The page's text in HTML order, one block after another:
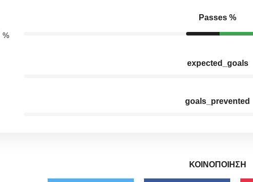
Passes %
%
expected_goals
goals_prevented
ΚΟΙΝΟΠΟΙΗΣΗ